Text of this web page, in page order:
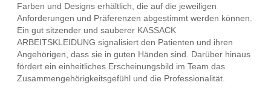
Farben und Designs erhältlich, die auf die jeweiligen
Anforderungen und Präferenzen abgestimmt werden können.
Ein gut sitzender und sauberer KASSACK
ARBEITSKLEIDUNG signalisiert den Patienten und ihren
Angehörigen, dass sie in guten Händen sind. Darüber hinaus
fördert ein einheitliches Erscheinungsbild im Team das
Zusammengehörigkeitsgefühl und die Professionalität.